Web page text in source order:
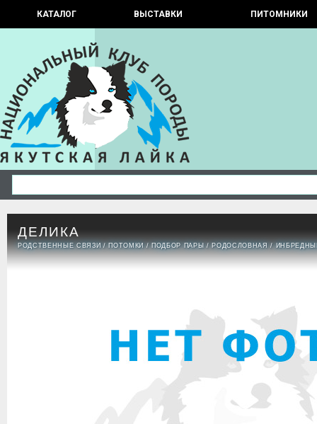
КАТАЛОГ ВЫСТАВКИ ПИТОМНИКИ
ДЕЛИКА
РОДСТВЕННЫЕ СВЯЗИ /ПОТОМКИ /ПОДБОР ПАРЫ /РОДОСЛОВНАЯ /